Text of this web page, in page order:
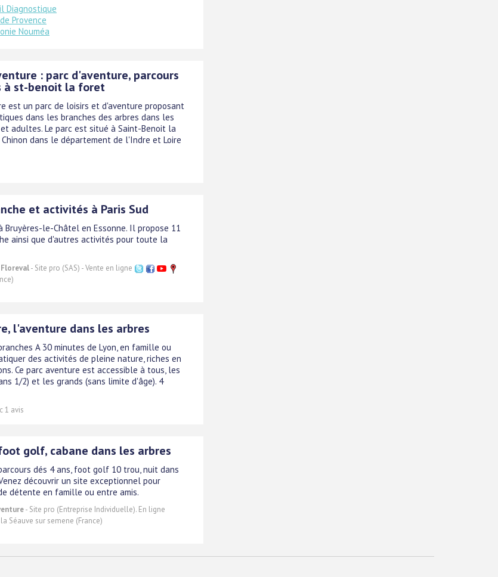
Diagnostique
Provence
Nouméa
: parc d'aventure, parcours
à st-benoit la foret
est un parc de loisirs et d'aventure proposant
dans les branches des arbres dans les
adultes. Le parc est situé à Saint-Benoit la
dans le département de l'Indre et Loire
et activités à Paris Sud
Bruyères-le-Châtel en Essonne. Il propose 11
ainsi que d'autres activités pour toute la
- Site pro (SAS) - Vente en ligne
l'aventure dans les arbres
A 30 minutes de Lyon, en famille ou
des activités de pleine nature, riches en
Ce parc aventure est accessible à tous, les
1/2) et les grands (sans limite d'âge). 4
1 avis
golf, cabane dans les arbres
dés 4 ans, foot golf 10 trou, nuit dans
découvrir un site exceptionnel pour
détente en famille ou entre amis.
- Site pro (Entreprise Individuelle). En ligne
la Séauve sur semene (France)